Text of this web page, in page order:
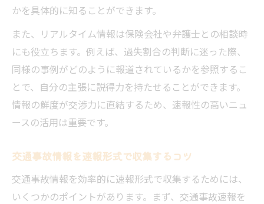
かを具体的に知ることができます。
また、リアルタイム情報は保険会社や弁護士との相談時
にも役立ちます。例えば、過失割合の判断に迷った際、
同様の事例がどのように報道されているかを参照するこ
とで、自分の主張に説得力を持たせることができます。
情報の鮮度が交渉力に直結するため、速報性の高いニュ
ースの活用は重要です。
交通事故情報を速報形式で収集するコツ
交通事故情報を効率的に速報形式で収集するためには、
いくつかのポイントがあります。まず、交通事故速報を